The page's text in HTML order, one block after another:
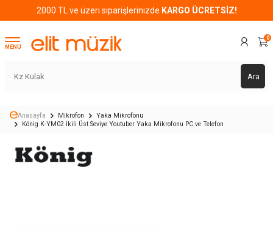
2000 TL ve üzeri siparişlerinizde KARGO ÜCRETSİZ!
MENÜ
Ara
0
Anasayfa Mikrofon
Yaka Mikrofonu
König K-YM02 İkili Üst Seviye Youtuber Yaka Mikrofonu PC ve Telefon